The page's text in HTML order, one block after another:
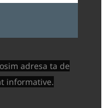
adresa ta de
informative.